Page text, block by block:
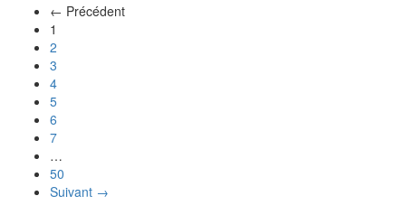
← Précédent
1
2
3
4
5
6
7
…
50
Suivant →